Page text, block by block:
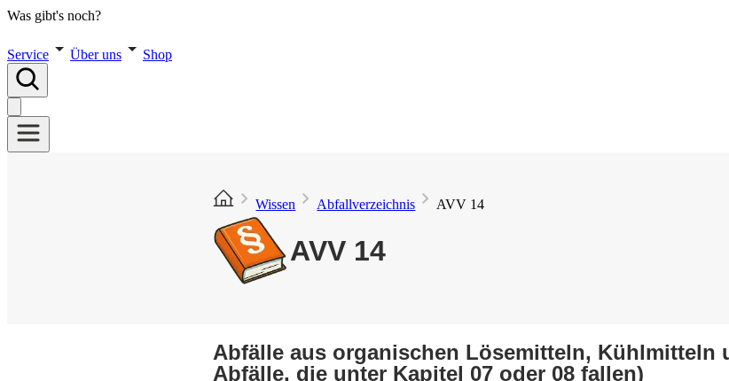
Was gibt's noch?
Service Über uns Shop
Wissen Abfallverzeichnis AVV 14
AVV 14
Abfälle aus organischen Lösemitteln, Kühlmitteln
Abfälle, die unter Kapitel 07 oder 08 fallen)